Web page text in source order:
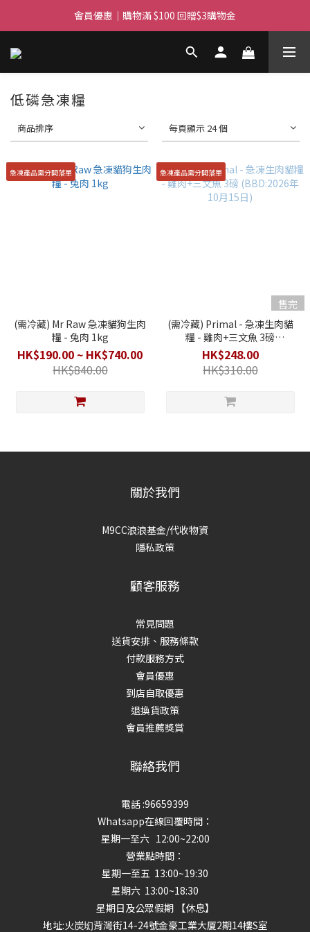
滿$450免費送貨上門 I 滿$350免運 順豐自取
會員優惠｜購物滿 $100 回贈$3購物金
滿$450免費送貨上門 I 滿$350免運 順豐自取
低磷急凍糧
商品排序 每頁顯示 24 個
急凍產品需分開落單
(需冷藏) Mr Raw 急凍貓狗生肉
糧 - 兔肉 1kg
HK$190.00 ~ HK$740.00
HK$840.00
急凍產品需分開落單
售完
(需冷藏) Primal - 急凍生肉貓
糧 - 雞肉+三文魚 3磅
(BBD:2026年10月15日)
HK$248.00
HK$310.00
關於我們
M9CC浪浪基金/代收物資
隱私政策
顧客服務
常見問題
送貨安排、服務條款
付款服務方式
會員優惠
到店自取優惠
退換貨政策
會員推薦獎賞
聯絡我們
電話 :96659399
Whatsapp在線回覆時間：
星期一至六 12:00~22:00
營業點時間：
星期一至五 13:00~19:30
星期六 13:00~18:30
星期日及公眾假期 【休息】
地址:火炭㘭背灣街14-24號金豪工業大厦2期14樓S室